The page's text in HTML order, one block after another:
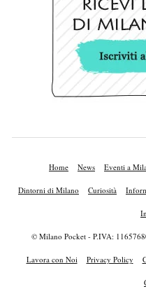
Home News Eventi a
Dintorni di Milano Curiosità
© Milano Pocket - P.IVA:
Lavora con Noi Privacy Policy